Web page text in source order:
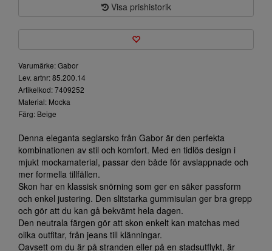
Visa prishistorik
Varumärke: Gabor
Lev. artnr: 85.200.14
Artikelkod: 7409252
Material: Mocka
Färg: Beige
Denna eleganta seglarsko från Gabor är den perfekta
kombinationen av stil och komfort. Med en tidlös design i
mjukt mockamaterial, passar den både för avslappnade och
mer formella tillfällen.
Skon har en klassisk snörning som ger en säker passform
och enkel justering. Den slitstarka gummisulan ger bra grepp
och gör att du kan gå bekvämt hela dagen.
Den neutrala färgen gör att skon enkelt kan matchas med
olika outfitar, från jeans till klänningar.
Oavsett om du är på stranden eller på en stadsutflykt, är